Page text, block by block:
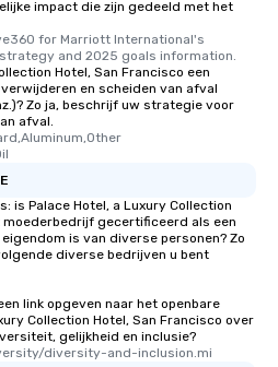
Our tours offer an
entertainment. All
knowledgeable,
who leads the group
offering engaging
Different Types of
experiences offer the
several renowned
and your guests
discovered otherwise
at a typical corporate
impact die zijn gedeeld met het
for Marriott International's
and 2025 goals information.
Hotel, San Francisco een
en scheiden van afval
Zo ja, beschrijf uw strategie voor
afval.
is Palace Hotel, a Luxury Collection
gecertificeerd als een
is van diverse personen? Zo
diverse bedrijven u bent
link opgeven naar het openbare
Collection Hotel, San Francisco over
gelijkheid en inclusie?
diversity-and-inclusion.mi